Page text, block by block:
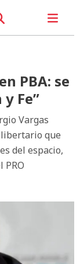
PBA: se
Fe”
Vargas
que
del espacio,
PRO